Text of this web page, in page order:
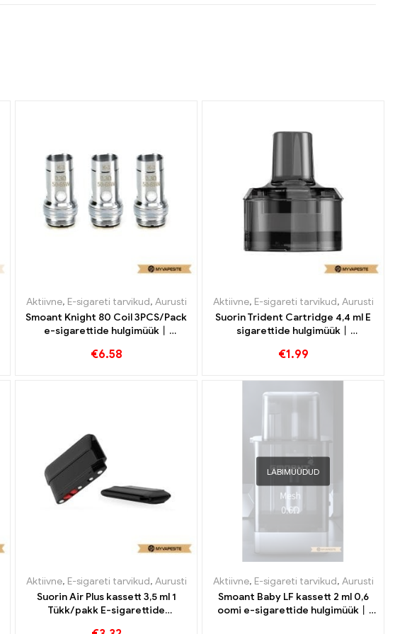
Aktiivne, E-sigareti tarvikud, Aurusti
Smoant Knight 80 Coil 3PCS/Pack
e-sigarettide hulgimüük丨
€6.58
Aktiivne, E-sigareti tarvikud, Aurusti
Suorin Trident Cartridge 4,4 ml E
sigarettide hulgimüük丨
€1.99
Aktiivne, E-sigareti tarvikud, Aurusti
Suorin Air Plus kassett 3,5 ml 1
Tükk/pakk E-sigarettide
LÄBIMÜÜDUD
Aktiivne, E-sigareti tarvikud, Aurusti
Smoant Baby LF kassett 2 ml 0,6
oomi e-sigarettide hulgimüük丨